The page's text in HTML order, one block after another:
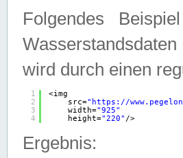
Folgendes
wird durch einen
1
2
3
4
<img
src=" https://
width="925"
height="220" />
Ergebnis: